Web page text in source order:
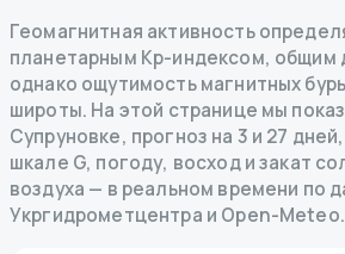
Геомагнитная активность
планетарным Kp-индексом, общим
однако ощутимость магнитных
широты. На этой странице мы
Супруновке, прогноз на 3 и 27
шкале G, погоду, восход и закат
воздуха — в реальном времени по
Укргидрометцентра и Open-Meteo.